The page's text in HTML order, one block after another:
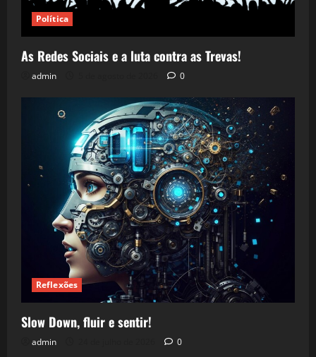
Política
As Redes Sociais e a luta contra as Trevas!
admin 0
Reflexões
Slow Down, fluir e sentir!
admin 0